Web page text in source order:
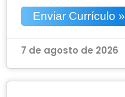
Enviar Currículo »
7 de agosto de 2026